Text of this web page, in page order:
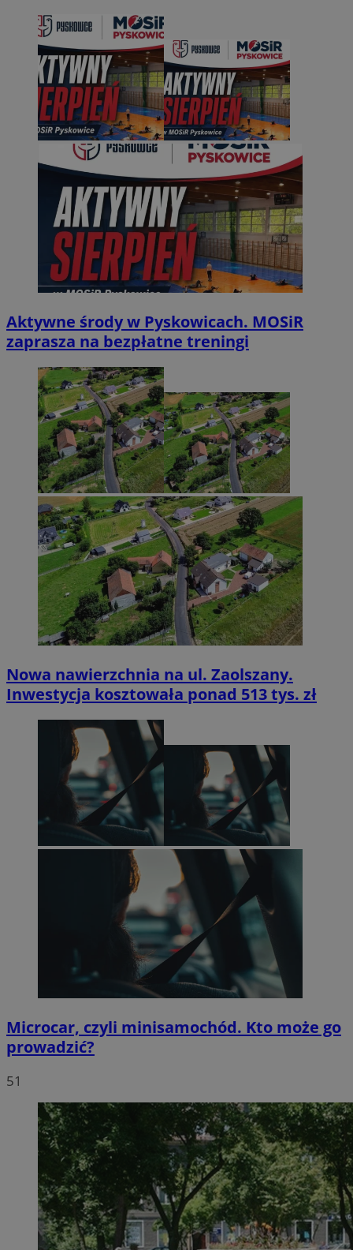
Aktywne środy w Pyskowicach. MOSiR
zaprasza na bezpłatne treningi
Nowa nawierzchnia na ul. Zaolszany.
Inwestycja kosztowała ponad 513 tys. zł
Microcar, czyli minisamochód. Kto może go
prowadzić?
51